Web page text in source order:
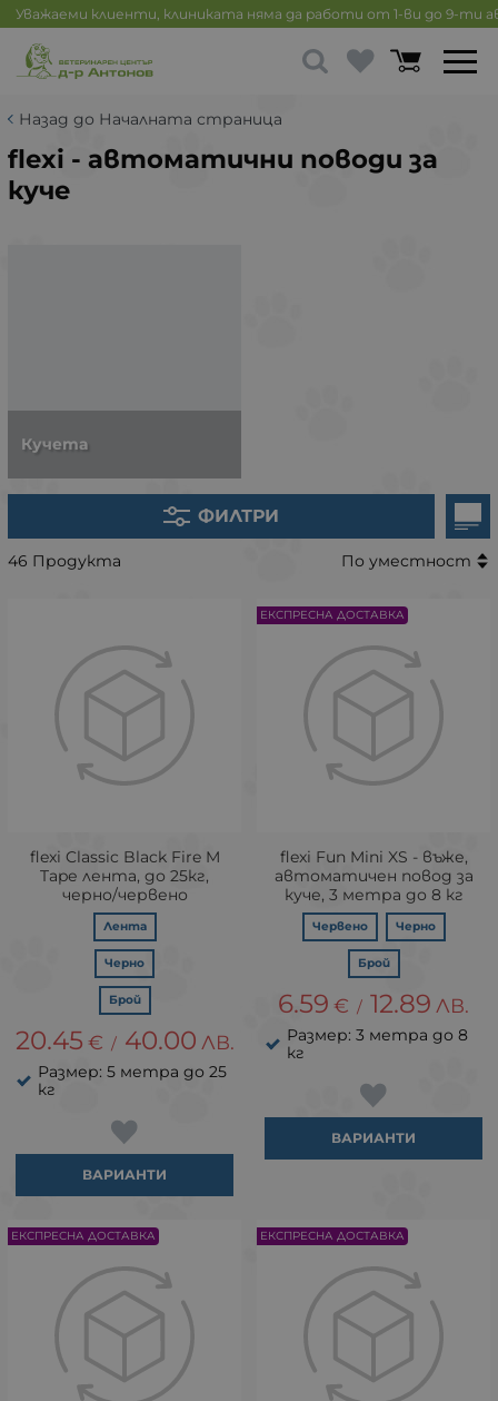
Уважаеми клиенти, клиниката няма да работи от 1-ви до 9-ти
Назад до Началната страница
flexi - автоматични поводи за
куче
Кучета
ФИЛТРИ
46 Продукта По уместност
flexi Classic Black Fire M
Tapе лента, до 25кг,
черно/червено
Лента
Черно
Брой
20.45 € / 40.00 ЛВ.
Размер: 5 метра до 25
кг
ВАРИАНТИ
flexi Fun Mini XS - въже,
автоматичен повод за
куче, 3 метра до 8 кг
Червено Черно
Брой
6.59 € / 12.89 ЛВ.
Размер: 3 метра до 8
кг
ВАРИАНТИ
ЕКСПРЕСНА ДОСТАВКА
ЕКСПРЕСНА ДОСТАВКА ЕКСПРЕСНА ДОСТАВКА